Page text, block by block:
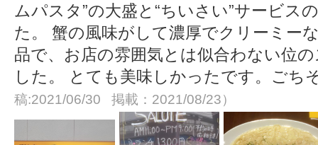
ムパスタ”の大盛と“ちいさい”サービス
た。 蟹の風味がして濃厚でクリーミー
品で、お店の雰囲気とは似合わない位
した。 とても美味しかったです。ごち
稿:2021/06/30 掲載：2021/08/23）